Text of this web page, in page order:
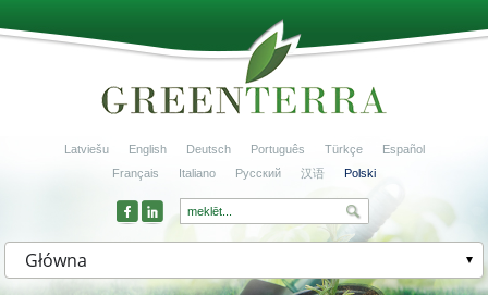
Latviešu English Deutsch Português Türkçe
Español
Français
Italiano Русский 汉语 Polski
Główna